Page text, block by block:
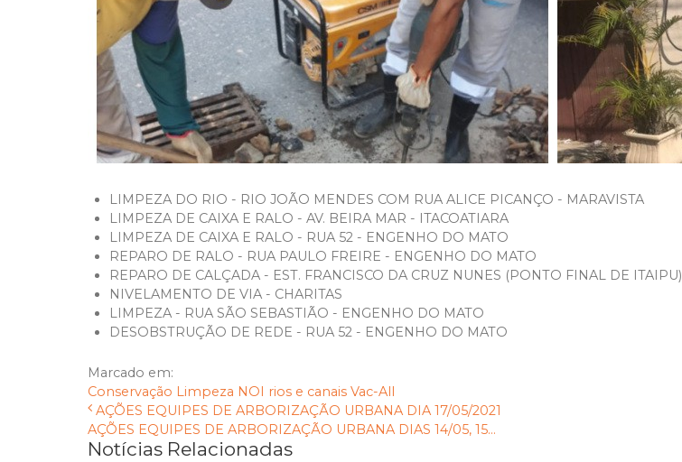
LIMPEZA DO RIO - RIO JOÃO MENDES COM RUA ALICE PICANÇO - MARAVISTA
LIMPEZA DE CAIXA E RALO - AV. BEIRA MAR - ITACOATIARA
LIMPEZA DE CAIXA E RALO - RUA 52 - ENGENHO DO MATO
REPARO DE RALO - RUA PAULO FREIRE - ENGENHO DO MATO
REPARO DE CALÇADA - EST. FRANCISCO DA CRUZ NUNES (PONTO FINAL DE ITAIPU)
NIVELAMENTO DE VIA - CHARITAS
LIMPEZA - RUA SÃO SEBASTIÃO - ENGENHO DO MATO
DESOBSTRUÇÃO DE REDE - RUA 52 - ENGENHO DO MATO
Marcado em:
Conservação Limpeza NOI rios e canais Vac-All
AÇÕES EQUIPES DE ARBORIZAÇÃO URBANA DIA 17/05/2021
AÇÕES EQUIPES DE ARBORIZAÇÃO URBANA DIAS 14/05, 15...
Notícias Relacionadas